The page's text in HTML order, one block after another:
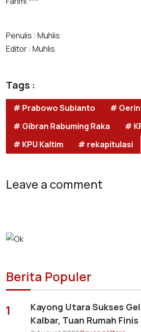
Penulis : Muhlis
Editor : Muhlis
Tags :
# Prabowo Subianto
#
# Gibran Rabuming Raka
#
# KPU Kaltim
# rekapitulasi
Leave a comment
Berita Populer
1
Kayong Utara Sukses
Kalbar, Tuan Rumah